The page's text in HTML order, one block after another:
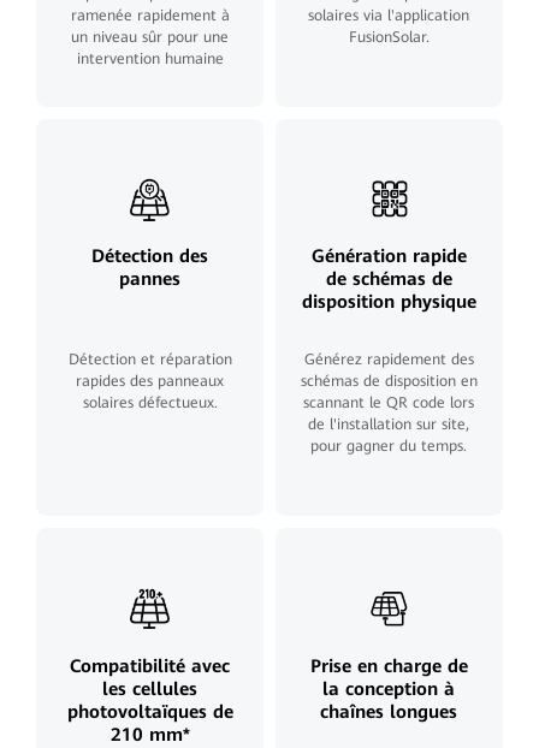
ramenée rapidement à
un niveau sûr pour une
intervention humaine
solaires via l'application
FusionSolar.
Détection des
pannes
Détection et réparation
rapides des panneaux
solaires défectueux.
Génération rapide
de schémas de
disposition physique
Générez rapidement des
schémas de disposition en
scannant le QR code lors
de l'installation sur site,
pour gagner du temps.
Compatibilité avec
les cellules
photovoltaïques de
210 mm*
Prise en charge de
la conception à
chaînes longues